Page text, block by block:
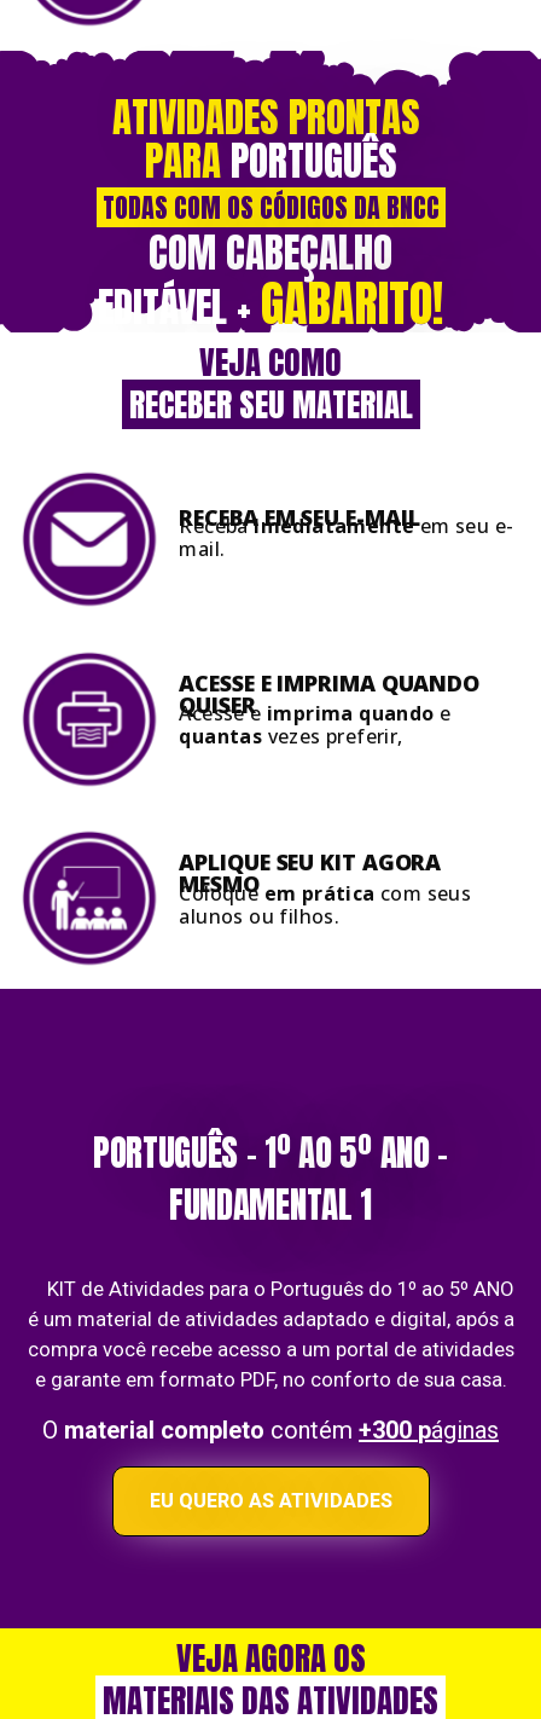
ATIVIDADES PRONTAS
PARAPORTUGUÊS
TODAS COM OS CÓDIGOS DA BNCC
COM CABEÇALHO
EDITÁVEL + GABARITO!
VEJA COMO
RECEBER SEU MATERIAL
RECEBA EM SEUE-MAIL
RecebaImediatamenteem seu e-
mail.
ACESSE E IMPRIMA QUANDO
QUISER
Acesse e imprima quando e
quantas vezes preferir,
APLIQUE SEU KIT AGORA
MESMO
Coloque em prática com seus
alunos ou filhos.
PORTUGUÊS – 1º AO 5º ANO –
FUNDAMENTAL 1
KIT de Atividades para o Português do 1º ao 5º ANO
é um material de atividades adaptado e digital, após a
compra você recebe acesso a um portal de atividades
e garante em formato PDF, no conforto de sua casa.
O material completo contém +300 páginas
EU QUERO AS ATIVIDADES
VEJA AGORA OS
MATERIAIS DAS ATIVIDADES